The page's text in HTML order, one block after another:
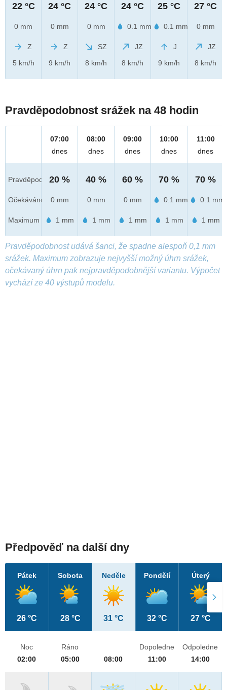
22 °C
0 mm
Z
5 km/h
24 °C
0 mm
Z
9 km/h
24 °C
0 mm
SZ
8 km/h
24 °C
0.1 mm
JZ
8 km/h
25 °C
0.1 mm
J
9 km/h
27 °C
0 mm
JZ
8 km/h
Pravděpodobnost srážek na 48 hodin
Pravděpod.
Očekáváno
Maximum
07:00
dnes
20 %
0 mm
1 mm
08:00
dnes
40 %
0 mm
1 mm
09:00
dnes
60 %
0 mm
1 mm
10:00
dnes
70 %
0.1 mm
1 mm
11:00
dnes
70 %
0.1 mm
1 mm
Pravděpodobnost udává šanci, že spadne alespoň 0,1 mm
srážek. Maximum zobrazuje nejvyšší možný úhrn srážek,
očekávaný úhrn pak nejpravděpodobnější variantu. Výpočet
vychází ze 40 výstupů modelu.
Předpověď na další dny
Pátek
26 °C
Sobota
28 °C
Neděle
31 °C
Pondělí
32 °C
Úterý
27 °C
Noc
02:00
Ráno
05:00
08:00
Dopoledne
11:00
Odpoledne
14:00